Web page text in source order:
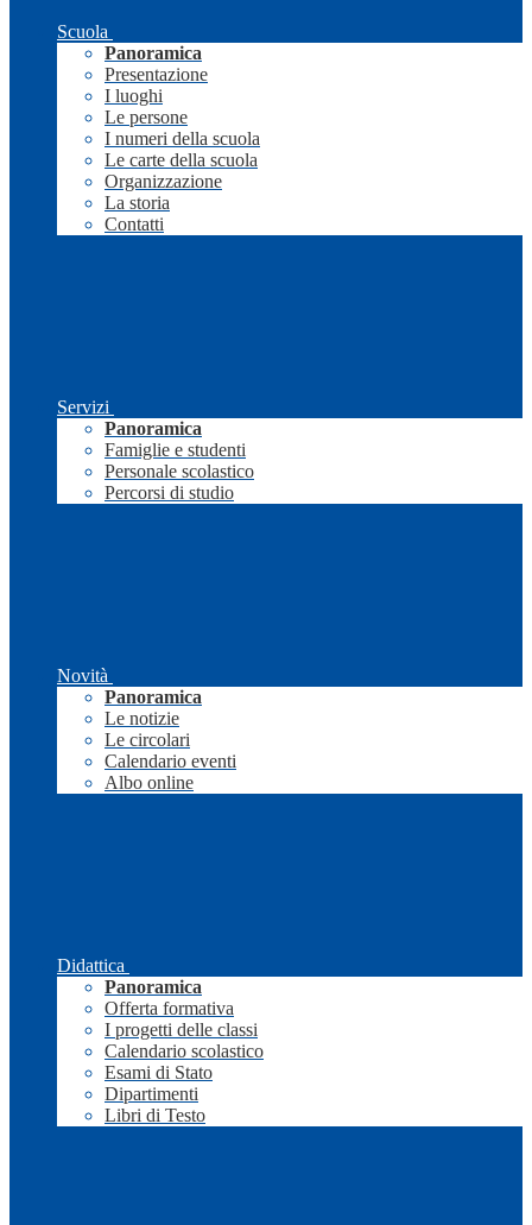
Scuola
Panoramica
Presentazione
I luoghi
Le persone
I numeri della scuola
Le carte della scuola
Organizzazione
La storia
Contatti
Servizi
Panoramica
Famiglie e studenti
Personale scolastico
Percorsi di studio
Novità
Panoramica
Le notizie
Le circolari
Calendario eventi
Albo online
Didattica
Panoramica
Offerta formativa
I progetti delle classi
Calendario scolastico
Esami di Stato
Dipartimenti
Libri di Testo